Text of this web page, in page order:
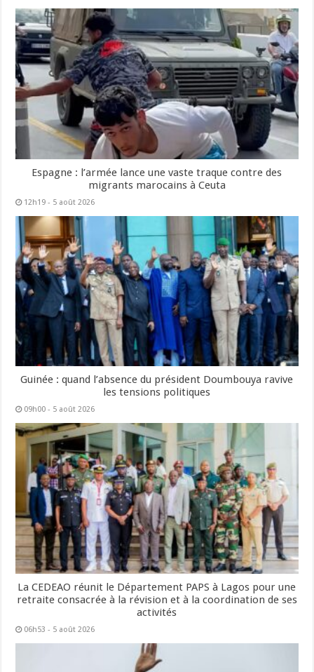
Espagne : l’armée lance une vaste traque contre des
migrants marocains à Ceuta
12h19 - 5 août 2026
Guinée : quand l’absence du président Doumbouya ravive
les tensions politiques
09h00 - 5 août 2026
La CEDEAO réunit le Département PAPS à Lagos pour une
retraite consacrée à la révision et à la coordination de ses
activités
06h53 - 5 août 2026